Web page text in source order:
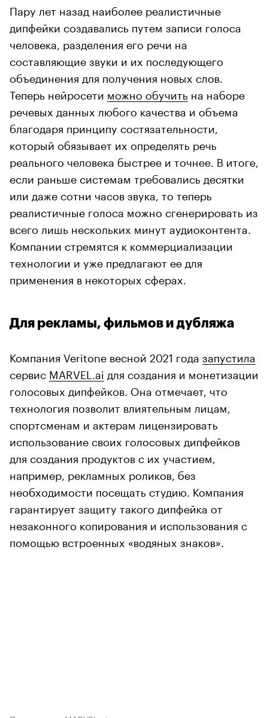
Пару лет назад наиболее реалистичные
дипфейки создавались путем записи голоса
человека, разделения его речи на
составляющие звуки и их последующего
объединения для получения новых слов.
Теперь нейросети можно обучить на наборе
речевых данных любого качества и объема
благодаря принципу состязательности,
который обязывает их определять речь
реального человека быстрее и точнее. В итоге,
если раньше системам требовались десятки
или даже сотни часов звука, то теперь
реалистичные голоса можно сгенерировать из
всего лишь нескольких минут аудиоконтента.
Компании стремятся к коммерциализации
технологии и уже предлагают ее для
применения в некоторых сферах.
Для рекламы, фильмов и дубляжа
Компания Veritone весной 2021 года запустила
сервис MARVEL.ai для создания и монетизации
голосовых дипфейков. Она отмечает, что
технология позволит влиятельным лицам,
спортсменам и актерам лицензировать
использование своих голосовых дипфейков
для создания продуктов с их участием,
например, рекламных роликов, без
необходимости посещать студию. Компания
гарантирует защиту такого дипфейка от
незаконного копирования и использования с
помощью встроенных «водяных знаков».